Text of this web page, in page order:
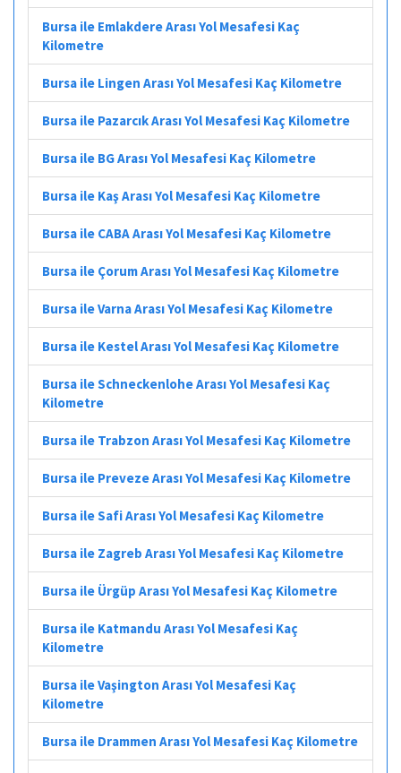
Bursa ile Emlakdere Arası Yol Mesafesi Kaç
Kilometre
Bursa ile Lingen Arası Yol Mesafesi Kaç Kilometre
Bursa ile Pazarcık Arası Yol Mesafesi Kaç Kilometre
Bursa ile BG Arası Yol Mesafesi Kaç Kilometre
Bursa ile Kaş Arası Yol Mesafesi Kaç Kilometre
Bursa ile CABA Arası Yol Mesafesi Kaç Kilometre
Bursa ile Çorum Arası Yol Mesafesi Kaç Kilometre
Bursa ile Varna Arası Yol Mesafesi Kaç Kilometre
Bursa ile Kestel Arası Yol Mesafesi Kaç Kilometre
Bursa ile Schneckenlohe Arası Yol Mesafesi Kaç
Kilometre
Bursa ile Trabzon Arası Yol Mesafesi Kaç Kilometre
Bursa ile Preveze Arası Yol Mesafesi Kaç Kilometre
Bursa ile Safi Arası Yol Mesafesi Kaç Kilometre
Bursa ile Zagreb Arası Yol Mesafesi Kaç Kilometre
Bursa ile Ürgüp Arası Yol Mesafesi Kaç Kilometre
Bursa ile Katmandu Arası Yol Mesafesi Kaç
Kilometre
Bursa ile Vaşington Arası Yol Mesafesi Kaç
Kilometre
Bursa ile Drammen Arası Yol Mesafesi Kaç Kilometre